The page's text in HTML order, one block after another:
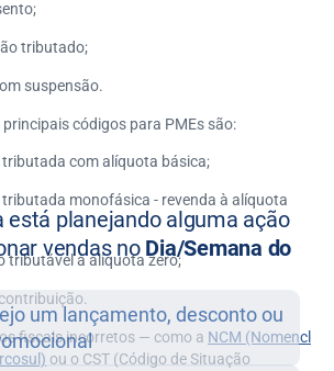
tributado;
suspensão.
principais códigos para PMEs são:
tributada com alíquota básica;
monofásica - revenda à alíquota
tributável à alíquota zero;
fiscais incorretos — como a NCM (Nomencl
ou o CST (Código de Situação